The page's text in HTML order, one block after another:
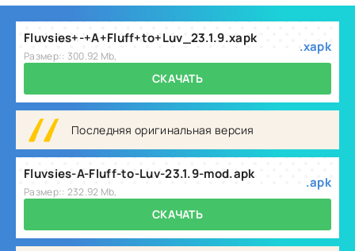
Fluvsies+-+A+Fluff+to+Luv_23.1.9.xapk
Размер:: 300.92 Mb,
.xapk
СКАЧАТЬ
Последняя оригинальная версия
Fluvsies-A-Fluff-to-Luv-23.1.9-mod.apk
Размер:: 232.92 Mb,
.apk
СКАЧАТЬ